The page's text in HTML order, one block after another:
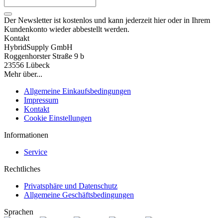
Der Newsletter ist kostenlos und kann jederzeit hier oder in Ihrem
Kundenkonto wieder abbestellt werden.
Kontakt
HybridSupply GmbH
Roggenhorster Straße 9 b
23556 Lübeck
Mehr über...
Allgemeine Einkaufsbedingungen
Impressum
Kontakt
Cookie Einstellungen
Informationen
Service
Rechtliches
Privatsphäre und Datenschutz
Allgemeine Geschäftsbedingungen
Sprachen